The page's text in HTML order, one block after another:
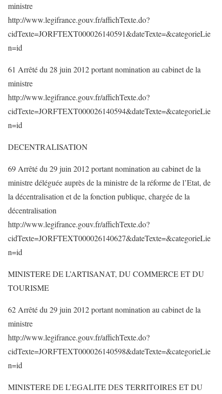
ministre
http://www.legifrance.gouv.fr/affichTexte.do?
cidTexte=JORFTEXT000026140591&dateTexte=&categorieLie
n=id
61 Arrêté du 28 juin 2012 portant nomination au cabinet de la
ministre
http://www.legifrance.gouv.fr/affichTexte.do?
cidTexte=JORFTEXT000026140594&dateTexte=&categorieLie
n=id
DECENTRALISATION
69 Arrêté du 29 juin 2012 portant nomination au cabinet de la
ministre déléguée auprès de la ministre de la réforme de l’Etat, de
la décentralisation et de la fonction publique, chargée de la
décentralisation
http://www.legifrance.gouv.fr/affichTexte.do?
cidTexte=JORFTEXT000026140627&dateTexte=&categorieLie
n=id
MINISTERE DE L’ARTISANAT, DU COMMERCE ET DU
TOURISME
62 Arrêté du 29 juin 2012 portant nomination au cabinet de la
ministre
http://www.legifrance.gouv.fr/affichTexte.do?
cidTexte=JORFTEXT000026140598&dateTexte=&categorieLie
n=id
MINISTERE DE L’EGALITE DES TERRITOIRES ET DU